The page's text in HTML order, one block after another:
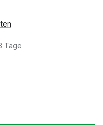
Tage
gewünschten